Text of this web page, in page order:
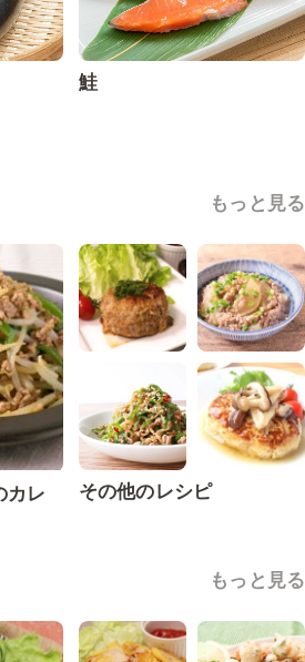
鮭
もっと見る
カレ
その他のレシピ
もっと見る